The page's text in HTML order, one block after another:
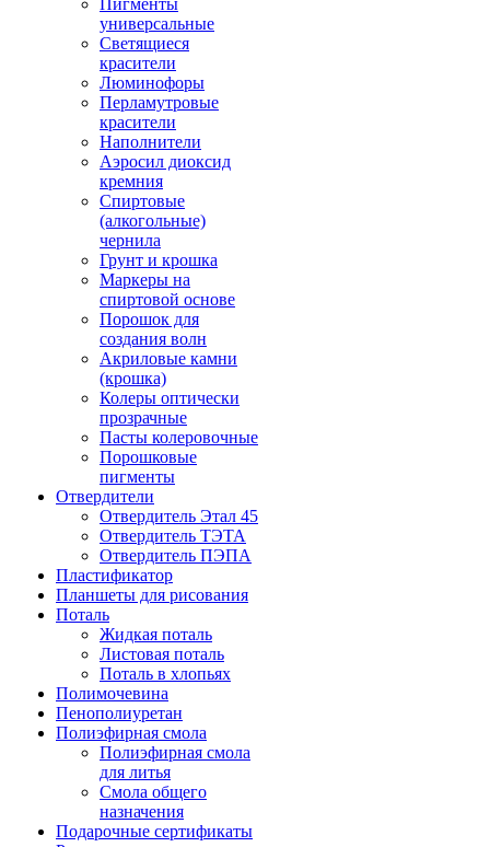
Пигменты
универсальные
Светящиеся
красители
Люминофоры
Перламутровые
красители
Наполнители
Аэросил диоксид
кремния
Спиртовые
(алкогольные)
чернила
Грунт и крошка
Маркеры на
спиртовой основе
Порошок для
создания волн
Акриловые камни
(крошка)
Колеры оптически
прозрачные
Пасты колеровочные
Порошковые
пигменты
Отвердители
Отвердитель Этал 45
Отвердитель ТЭТА
Отвердитель ПЭПА
Пластификатор
Планшеты для рисования
Поталь
Жидкая поталь
Листовая поталь
Поталь в хлопьях
Полимочевина
Пенополиуретан
Полиэфирная смола
Полиэфирная смола
для литья
Смола общего
назначения
Подарочные сертификаты